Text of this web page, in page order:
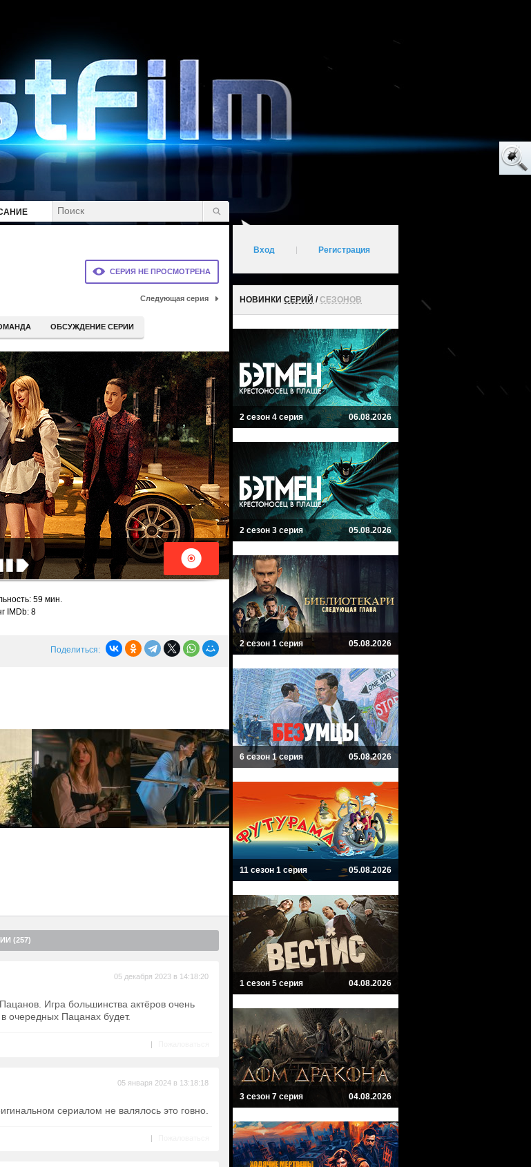
СЕРИЯ НЕ ПРОСМОТРЕНА
Следующая серия
ОБСУЖДЕНИЕ СЕРИИ
59 мин.
IMDb: 8
Поделиться:
(257)
05 декабря 2023 в 14:18:20
Игра большинства актёров очень
очередных Пацанах будет.
|
05 января 2024 в 13:18:18
сериалом не валялось это говно.
|
Вход Регистрация
НОВИНКИ СЕРИЙ /СЕЗОНОВ
2 сезон 4 серия 06.08.2026
2 сезон 3 серия 05.08.2026
2 сезон 1 серия 05.08.2026
6 сезон 1 серия 05.08.2026
11 сезон 1 серия 05.08.2026
1 сезон 5 серия 04.08.2026
3 сезон 7 серия 04.08.2026